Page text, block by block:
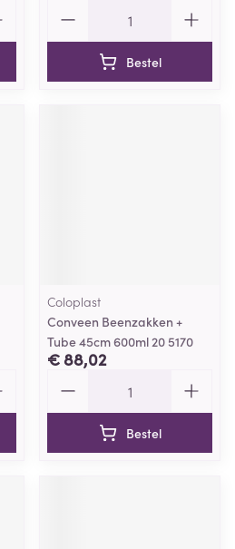
Bestel
Coloplast
Conveen Beenzakken +
Tube 45cm 600ml 20 5170
€ 88,02
Bestel